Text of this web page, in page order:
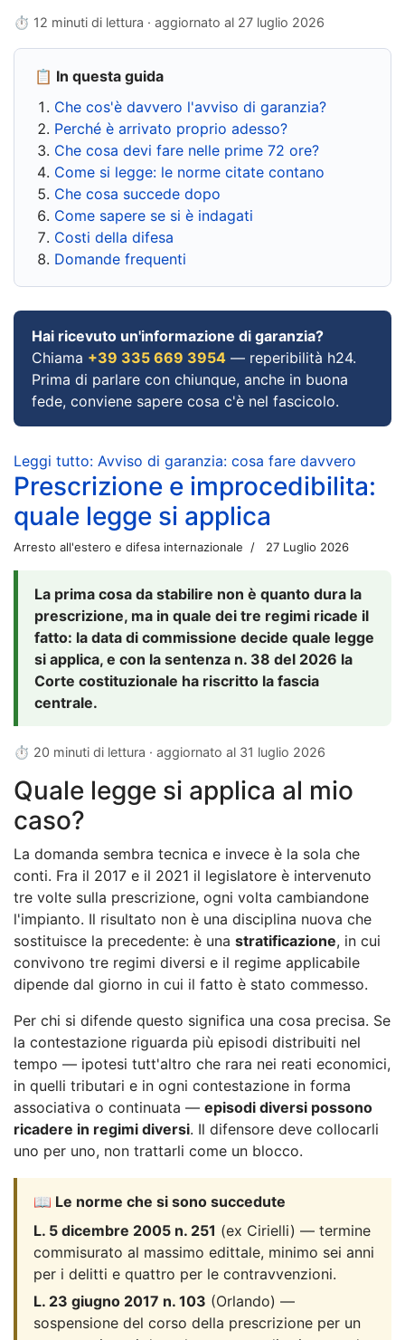
⏱ 12 minuti di lettura · aggiornato al 27 luglio 2026
📋 In questa guida
Che cos'è davvero l'avviso di garanzia?
Perché è arrivato proprio adesso?
Che cosa devi fare nelle prime 72 ore?
Come si legge: le norme citate contano
Che cosa succede dopo
Come sapere se si è indagati
Costi della difesa
Domande frequenti
Hai ricevuto un'informazione di garanzia?
Chiama +39 335 669 3954 — reperibilità h24.
Prima di parlare con chiunque, anche in buona
fede, conviene sapere cosa c'è nel fascicolo.
Leggi tutto: Avviso di garanzia: cosa fare davvero
Prescrizione e improcedibilita:
quale legge si applica
Arresto all'estero e difesa internazionale 27 Luglio 2026
La prima cosa da stabilire non è quanto dura la
prescrizione, ma in quale dei tre regimi ricade il
fatto: la data di commissione decide quale legge
si applica, e con la sentenza n. 38 del 2026 la
Corte costituzionale ha riscritto la fascia
centrale.
⏱ 20 minuti di lettura · aggiornato al 31 luglio 2026
Quale legge si applica al mio
caso?
La domanda sembra tecnica e invece è la sola che
conti. Fra il 2017 e il 2021 il legislatore è intervenuto
tre volte sulla prescrizione, ogni volta cambiandone
l'impianto. Il risultato non è una disciplina nuova che
sostituisce la precedente: è una stratificazione, in cui
convivono tre regimi diversi e il regime applicabile
dipende dal giorno in cui il fatto è stato commesso.
Per chi si difende questo significa una cosa precisa. Se
la contestazione riguarda più episodi distribuiti nel
tempo — ipotesi tutt'altro che rara nei reati economici,
in quelli tributari e in ogni contestazione in forma
associativa o continuata — episodi diversi possono
ricadere in regimi diversi. Il difensore deve collocarli
uno per uno, non trattarli come un blocco.
📖 Le norme che si sono succedute
L. 5 dicembre 2005 n. 251 (ex Cirielli) — termine
commisurato al massimo edittale, minimo sei anni
per i delitti e quattro per le contravvenzioni.
L. 23 giugno 2017 n. 103 (Orlando) —
sospensione del corso della prescrizione per un